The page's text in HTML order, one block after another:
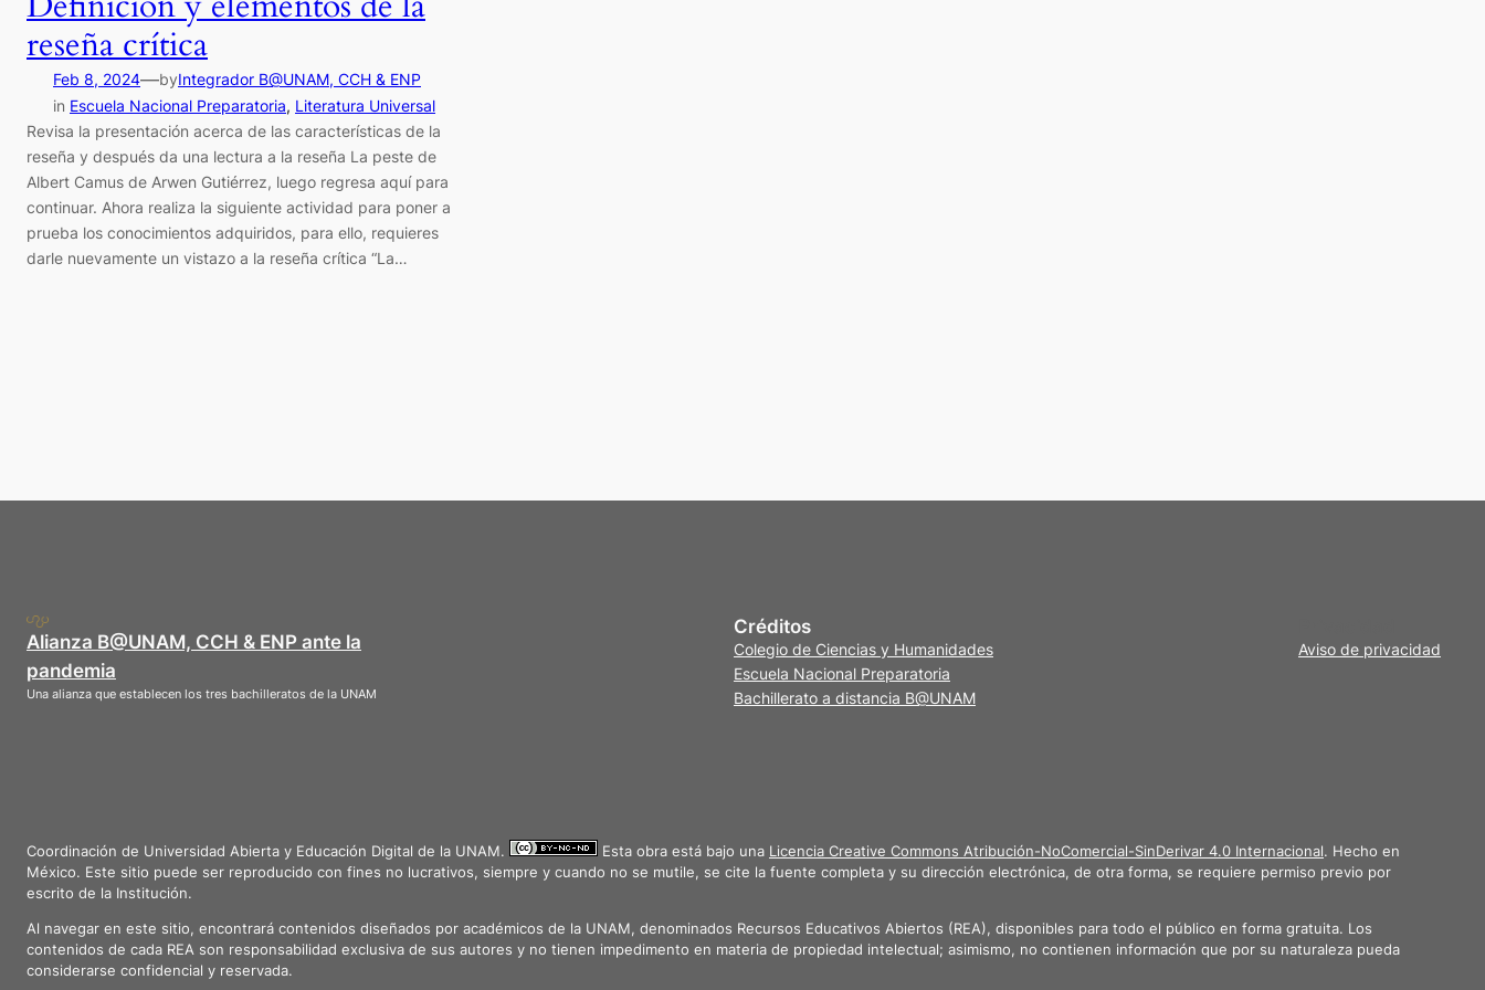
reseña crítica
Feb 8, 2024—byIntegrador B@UNAM, CCH & ENP
in Escuela Nacional Preparatoria, Literatura Universal
Revisa la presentación acerca de las características de la
reseña y después da una lectura a la reseña La peste de
Albert Camus de Arwen Gutiérrez, luego regresa aquí para
continuar. Ahora realiza la siguiente actividad para poner a
prueba los conocimientos adquiridos, para ello, requieres
darle nuevamente un vistazo a la reseña crítica “La…
Alianza B@UNAM, CCH & ENP ante la
pandemia
Una alianza que establecen los tres bachilleratos de la UNAM
Créditos
Colegio de Ciencias y Humanidades
Escuela Nacional Preparatoria
Bachillerato a distancia B@UNAM
Aviso de privacidad
Coordinación de Universidad Abierta y Educación Digital de la UNAM. Esta obra está bajo una Licencia Creative Commons Atribución-NoComercial-SinDerivar 4.0 Internacional. Hecho en
México. Este sitio puede ser reproducido con fines no lucrativos, siempre y cuando no se mutile, se cite la fuente completa y su dirección electrónica, de otra forma, se requiere permiso previo por
escrito de la Institución.
Al navegar en este sitio, encontrará contenidos diseñados por académicos de la UNAM, denominados Recursos Educativos Abiertos (REA), disponibles para todo el público en forma gratuita. Los
contenidos de cada REA son responsabilidad exclusiva de sus autores y no tienen impedimento en materia de propiedad intelectual; asimismo, no contienen información que por su naturaleza pueda
considerarse confidencial y reservada.